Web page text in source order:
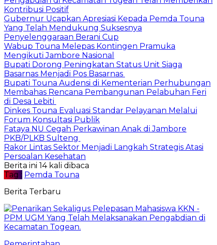
Kontribusi Positif
Gubernur Ucapkan Apresiasi Kepada Pemda Touna
Yang Telah Mendukung Suksesnya
Penyelenggaraan Berani Cup
Wabup Touna Melepas Kontingen Pramuka
Mengikuti Jambore Nasional
Bupati Dorong Peningkatan Status Unit Siaga
Basarnas Menjadi Pos Basarnas
Bupati Touna Audensi di Kementerian Perhubungan
Membahas Rencana Pembangunan Pelabuhan Feri
di Desa Lebiti
Dinkes Touna Evaluasi Standar Pelayanan Melalui
Forum Konsultasi Publik
Fataya NU Cegah Perkawinan Anak di Jambore
PKB/PLKB Sulteng
Rakor Lintas Sektor Menjadi Langkah Strategis Atasi
Persoalan Kesehatan
Berita ini 14 kali dibaca
Tag : Pemda Touna
Berita Terbaru